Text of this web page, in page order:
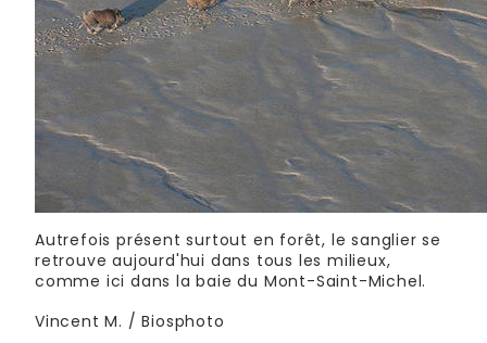
Autrefois présent surtout en forêt, le sanglier se
retrouve aujourd'hui dans tous les milieux,
comme ici dans la baie du Mont-Saint-Michel.
Vincent M. / Biosphoto